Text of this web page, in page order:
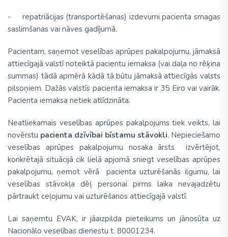
- repatriācijas (transportēšanas) izdevumi pacienta smagas
saslimšanas vai nāves gadījumā.
Pacientam, saņemot veselības aprūpes pakalpojumu, jāmaksā
attiecīgajā valstī noteiktā pacientu iemaksa (vai daļa no rēķina
summas) tādā apmērā kādā tā būtu jāmaksā attiecīgās valsts
pilsoņiem. Dažās valstīs pacienta iemaksa ir 35 Eiro vai vairāk.
Pacienta iemaksa netiek atlīdzināta.
Neatliekamais veselības aprūpes pakalpojums tiek veikts, lai
novērstu pacienta dzīvībai bīstamu stāvokli. Nepieciešamo
veselības aprūpes pakalpojumu nosaka ārsts izvērtējot,
konkrētajā situācijā cik lielā apjomā sniegt veselības aprūpes
pakalpojumu, ņemot vērā pacienta uzturēšanās ilgumu, lai
veselības stāvokļa dēļ personai pirms laika nevajadzētu
pārtraukt ceļojumu vai uzturēšanos attiecīgajā valstī.
Lai saņemtu EVAK, ir jāaizpilda pieteikums un jānosūta uz
Nacionālo veselības dienestu t. 80001234.